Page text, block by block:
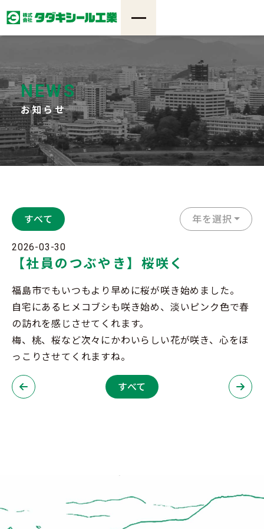
NEWS
お知らせ
すべて 年を選択
2026-03-30
【社員のつぶやき】桜咲く
福島市でもいつもより早めに桜が咲き始めました。
自宅にあるヒメコブシも咲き始め、淡いピンク色で春
の訪れを感じさせてくれます。
梅、桃、桜など次々にかわいらしい花が咲き、心をほ
っこりさせてくれますね。
すべて